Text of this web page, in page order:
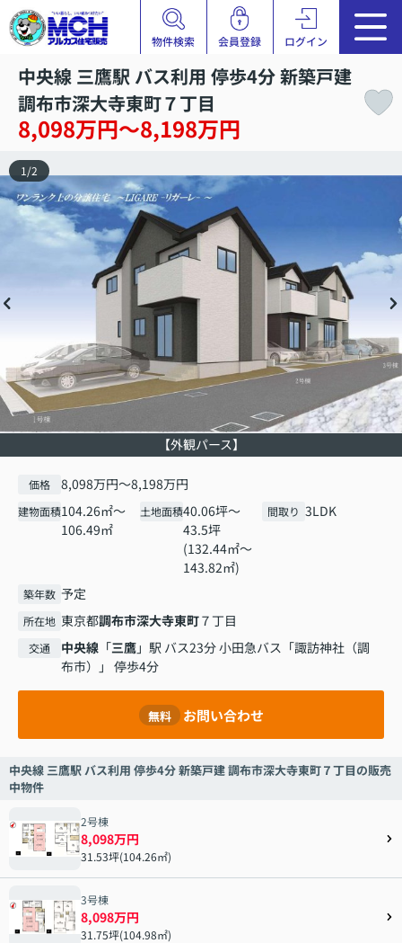
物件検索 会員登録 ログイン
中央線 三鷹駅 バス利用 停歩4分 新築戸建
調布市深大寺東町７丁目
8,098万円～8,198万円
【外観パース】
1 /2
価格 8,098万円～8,198万円
建物面積104.26㎡～
106.49㎡
土地面積40.06坪～
43.5坪
(132.44㎡～
143.82㎡)
間取り 3LDK
築年数 予定
所在地 東京都調布市深大寺東町７丁目
交通 中央線 「三鷹」駅 バス23分 小田急バス「諏訪神社（調
布市）」 停歩4分
無料 お問い合わせ
中央線 三鷹駅 バス利用 停歩4分 新築戸建 調布市深大寺東町７丁目の販売
中物件
2号棟
8,098万円
31.53坪(104.26㎡)
3号棟
8,098万円
31.75坪(104.98㎡)